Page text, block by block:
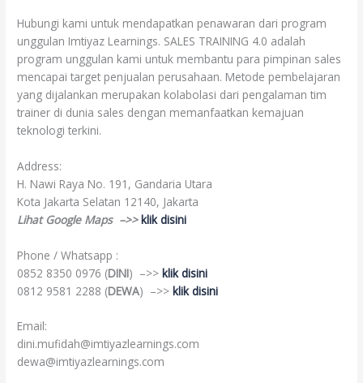
Hubungi kami untuk mendapatkan penawaran dari program
unggulan Imtiyaz Learnings. SALES TRAINING 4.0 adalah
program unggulan kami untuk membantu para pimpinan sales
mencapai target penjualan perusahaan. Metode pembelajaran
yang dijalankan merupakan kolabolasi dari pengalaman tim
trainer di dunia sales dengan memanfaatkan kemajuan
teknologi terkini.
Address:
H. Nawi Raya No. 191, Gandaria Utara
Kota Jakarta Selatan 12140, Jakarta
Lihat Google Maps –>> klik disini
Phone / Whatsapp :
0852 8350 0976 (DINI) –>> klik disini
0812 9581 2288 (DEWA) –>>klik disini
Email:
dini.mufidah@imtiyazlearnings.com
dewa@imtiyazlearnings.com